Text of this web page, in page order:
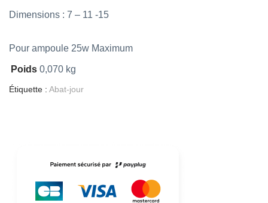
Dimensions : 7 – 11 -15
Pour ampoule 25w Maximum
Poids 0,070 kg
Étiquette : Abat-jour